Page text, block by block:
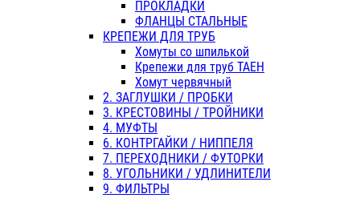
ПРОКЛАДКИ
ФЛАНЦЫ СТАЛЬНЫЕ
КРЕПЕЖИ ДЛЯ ТРУБ
Хомуты со шпилькой
Крепежи для труб ТАЕН
Хомут червячный
2. ЗАГЛУШКИ / ПРОБКИ
3. КРЕСТОВИНЫ / ТРОЙНИКИ
4. МУФТЫ
6. КОНТРГАЙКИ / НИППЕЛЯ
7. ПЕРЕХОДНИКИ / ФУТОРКИ
8. УГОЛЬНИКИ / УДЛИНИТЕЛИ
9. ФИЛЬТРЫ